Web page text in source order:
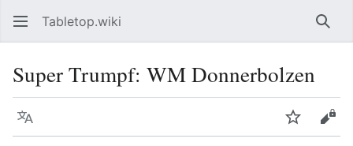
Tabletop.wiki
Super Trumpf: WM Donnerbolzen
Sprache